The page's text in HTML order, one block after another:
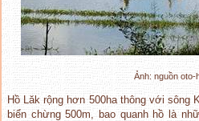
Ảnh: nguồn oto-
Hồ Lăk rộng hơn 500ha thông với sông
biển chừng 500m, bao quanh hồ là